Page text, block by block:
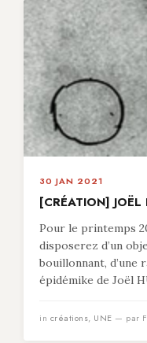
30 JAN 2021
[CRÉATION]
Pour le printemps
disposerez d’un
bouillonnant, d’une
épidémike de Joël
in créations, UNE — par